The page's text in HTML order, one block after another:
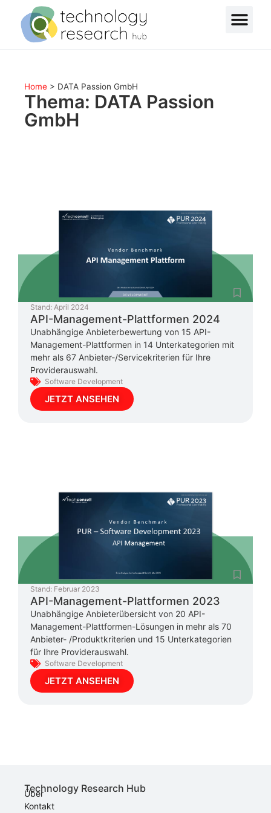
Home > DATA Passion GmbH
Thema: DATA Passion
GmbH
Stand: April 2024
API-Management-Plattformen 2024
Unabhängige Anbieterbewertung von 15 API-
Management-Plattformen in 14 Unterkategorien mit
mehr als 67 Anbieter-/Servicekriterien für Ihre
Providerauswahl.
Software Development
JETZT ANSEHEN
Stand: Februar 2023
API-Management-Plattformen 2023
Unabhängige Anbieterübersicht von 20 API-
Management-Plattformen-Lösungen in mehr als 70
Anbieter- /Produktkriterien und 15 Unterkategorien
für Ihre Providerauswahl.
Software Development
JETZT ANSEHEN
Technology Research Hub
Über
Kontakt